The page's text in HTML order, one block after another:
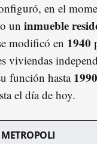
en el
un inmueble
modificó en 1940
viviendas
función hasta 1990
el día de hoy.
METROPOLI